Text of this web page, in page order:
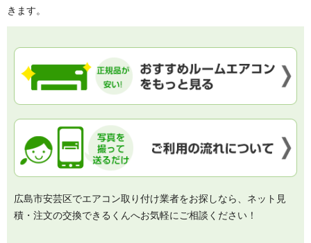
きます。
広島市安芸区でエアコン取り付け業者をお探しなら、ネット見
積・注文の交換できるくんへお気軽にご相談ください！